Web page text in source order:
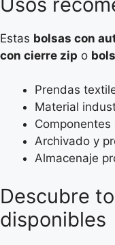
Estas bolsas con
con cierre zip o
Prendas
Material
Archivado y
Almacenaje
Descubre
disponibles